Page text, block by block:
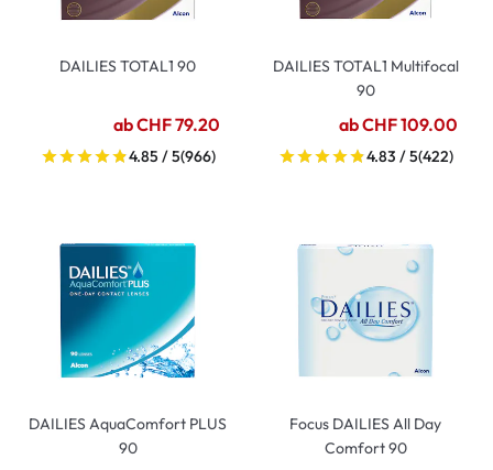
DAILIES TOTAL1 90
ab CHF 79.20
4.85 / 5(966)
DAILIES TOTAL1 Multifocal
90
ab CHF 109.00
4.83 / 5(422)
DAILIES AquaComfort PLUS
90
Focus DAILIES All Day
Comfort 90